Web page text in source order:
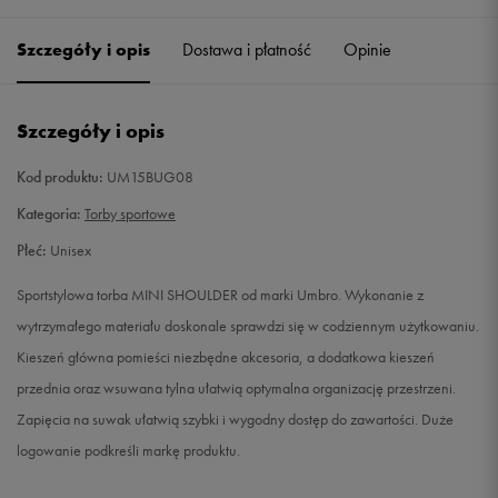
Szczegóły i opis Dostawa i płatność Opinie
Szczegóły i opis
Kod produktu: UM15BUG08
Kategoria: Torby sportowe
Płeć: Unisex
Sportstylowa torba MINI SHOULDER od marki Umbro. Wykonanie z
wytrzymałego materiału doskonale sprawdzi się w codziennym użytkowaniu.
Kieszeń główna pomieści niezbędne akcesoria, a dodatkowa kieszeń
przednia oraz wsuwana tylna ułatwią optymalna organizację przestrzeni.
Zapięcia na suwak ułatwią szybki i wygodny dostęp do zawartości. Duże
logowanie podkreśli markę produktu.